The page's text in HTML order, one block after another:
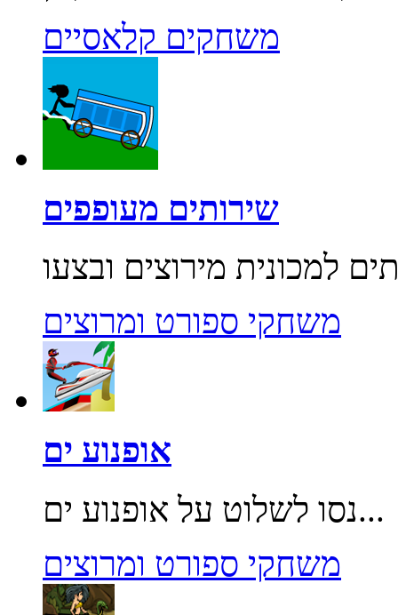
משחקים קלאסיים
שירותים מעופפים
משחקי ספורט ומרוצים
אופנוע ים
נסו לשלוט על אופנוע ים...
משחקי ספורט ומרוצים